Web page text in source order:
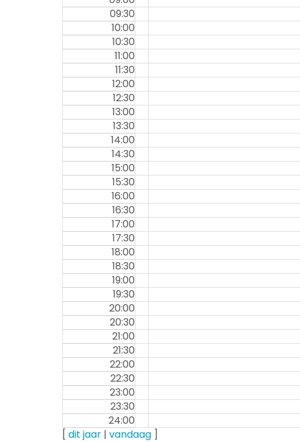
09:30
10:00
10:30
11:00
11:30
12:00
12:30
13:00
13:30
14:00
14:30
15:00
15:30
16:00
16:30
17:00
17:30
18:00
18:30
19:00
19:30
20:00
20:30
21:00
21:30
22:00
22:30
23:00
23:30
24:00
[ dit jaar | vandaag ]